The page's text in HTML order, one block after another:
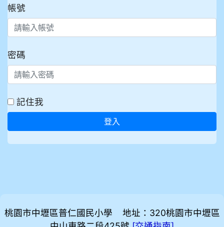
帳號
密碼
記住我
登入
桃園市中壢區普仁國民小學 地址：320桃園市中壢區